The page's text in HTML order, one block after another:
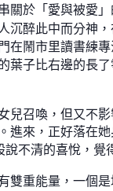
關於「愛與被愛
沉醉此中而分神
在鬧市里讀書練
葉子比右邊的長
兒召喚，但又不
進來，正好落在
不清的喜悅，
雙重能量，一個